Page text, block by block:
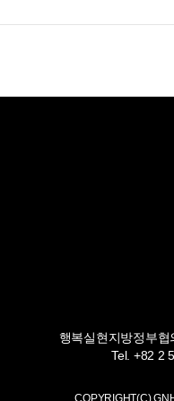
행복실현지방정부협
Tel. +82 2